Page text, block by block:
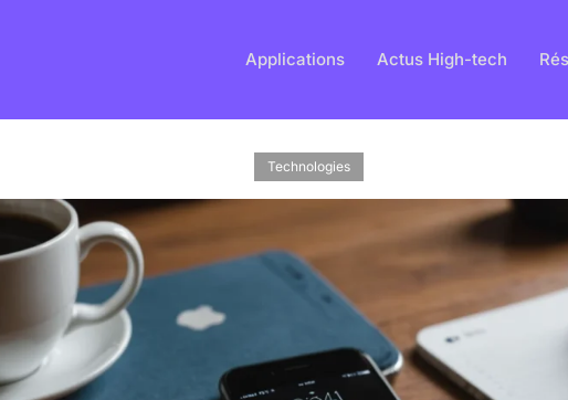
Applications Actus High-tech
Technologies